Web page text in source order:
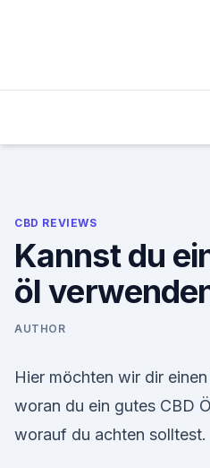
CBD REVIEWS
Kannst du
öl
AUTHOR
Hier möchten wir dir
woran du ein gutes CBD
worauf du achten solltest.